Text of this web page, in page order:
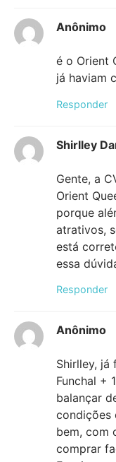
Anônimo
é o Orient
já haviam
Responder
Shirlley
Gente, a
Orient
porque
atrativos,
está
essa
Responder
Anônimo
Shirlley, já
Funchal +
balançar
condições
bem, com
comprar